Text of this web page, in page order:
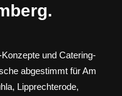
und Catering-
abgestimmt für Am
Lipprechterode,